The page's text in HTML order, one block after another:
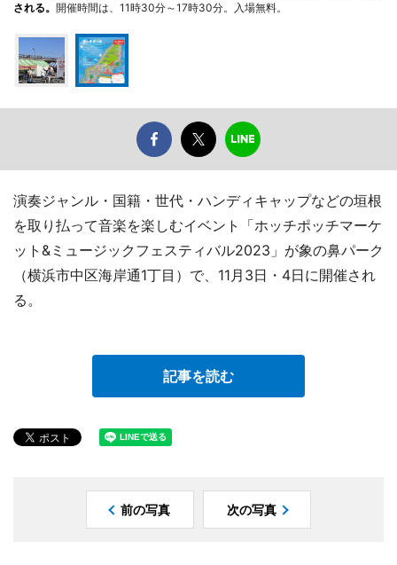
される。 開催時間は、11時30分～17時30分。入場無料。
演奏ジャンル・国籍・世代・ハンディキャップなどの垣根
を取り払って音楽を楽しむイベント「ホッチポッチマーケ
ット&ミュージックフェスティバル2023」が象の鼻パーク
（横浜市中区海岸通1丁目）で、11月3日・4日に開催され
る。
記事を読む
前の写真 次の写真